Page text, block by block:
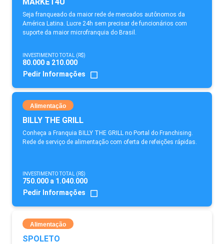
Seja franqueado da maior rede de mercados autônomos da
América Latina. Lucre 24h sem precisar de funcionários com
suporte da maior microfranquia do Brasil.
INVESTIMENTO TOTAL (R$)
80.000 a 210.000
Pedir Informações
Alimentação
BILLY THE GRILL
Conheça a Franquia BILLY THE GRILL no Portal do Franchising.
Rede de serviço de alimentação com oferta de refeições rápidas.
INVESTIMENTO TOTAL (R$)
750.000 a 1.040.000
Pedir Informações
Alimentação
SPOLETO